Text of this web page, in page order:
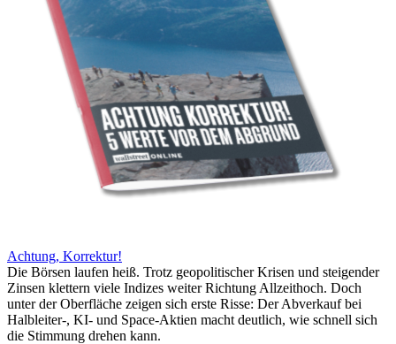
Achtung, Korrektur!
Die Börsen laufen heiß. Trotz geopolitischer Krisen und steigender
Zinsen klettern viele Indizes weiter Richtung Allzeithoch. Doch
unter der Oberfläche zeigen sich erste Risse: Der Abverkauf bei
Halbleiter-, KI- und Space-Aktien macht deutlich, wie schnell sich
die Stimmung drehen kann.